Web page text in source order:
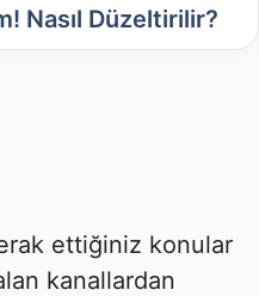
Nasıl Düzeltirilir?
ettiğiniz konular
kanallardan